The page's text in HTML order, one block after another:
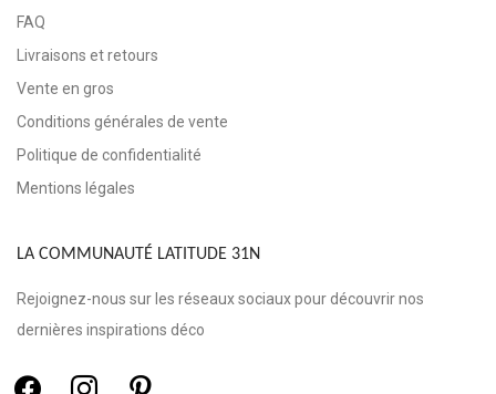
FAQ
Livraisons et retours
Vente en gros
Conditions générales de vente
Politique de confidentialité
Mentions légales
LA COMMUNAUTÉ LATITUDE 31N
Rejoignez-nous sur les réseaux sociaux pour découvrir nos
dernières inspirations déco